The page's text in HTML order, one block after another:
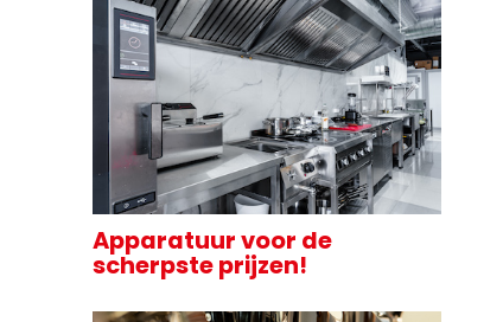
Apparatuur voor de
scherpste prijzen!